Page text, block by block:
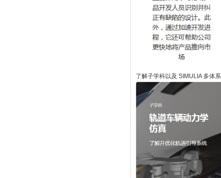
了解子学科以及 SIMULIA 多体